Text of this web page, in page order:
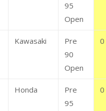
95
Open
Kawasaki
Pre
90
Open
0
Honda
Pre
95
0